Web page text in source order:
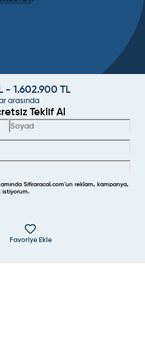
- 1.602.900 TL
arasında
Teklif Al
Sifiraracal.com'un reklam, kampanya,
istiyorum.
Favoriye Ekle